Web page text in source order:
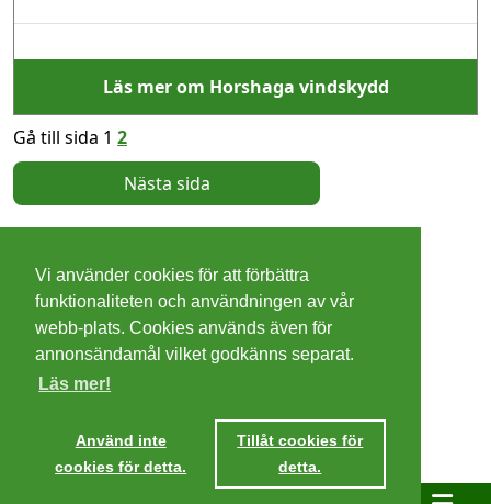
Läs mer om Horshaga vindskydd
Gå till sida 1 2
Nästa sida
Cookies
Integritetspolicy
Villkor
Vi använder cookies för att förbättra
funktionaliteten och användningen av vår
webb-plats. Cookies används även för
annonsändamål vilket godkänns separat.
Läs mer!
Använd inte
cookies för detta.
Tillåt cookies för
detta.